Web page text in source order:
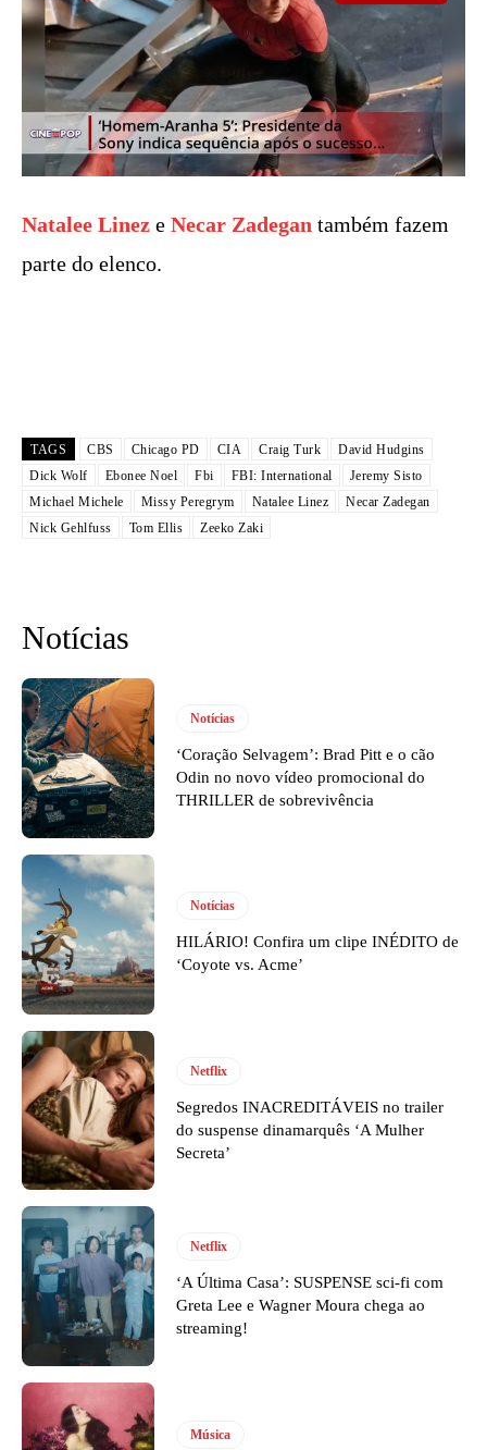
Natalee Linez e Necar Zadegan também fazem
parte do elenco.
TAGS CBS Chicago PD CIA Craig Turk
David Hudgins
Dick Wolf
Ebonee Noel Fbi FBI: International
Jeremy Sisto
Michael Michele
Missy Peregrym Natalee Linez
Necar Zadegan
Nick Gehlfuss
Tom Ellis Zeeko Zaki
Notícias
Notícias
‘Coração Selvagem’: Brad Pitt e o cão
Odin no novo vídeo promocional do
THRILLER de sobrevivência
Notícias
HILÁRIO! Confira um clipe INÉDITO de
‘Coyote vs. Acme’
Netflix
Segredos INACREDITÁVEIS no trailer
do suspense dinamarquês ‘A Mulher
Secreta’
Netflix
‘A Última Casa’: SUSPENSE sci-fi com
Greta Lee e Wagner Moura chega ao
streaming!
Música